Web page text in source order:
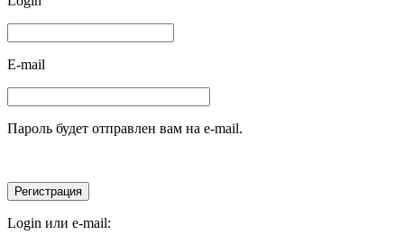
E-mail
Пароль будет отправлен вам на e-mail.
Login или e-mail: